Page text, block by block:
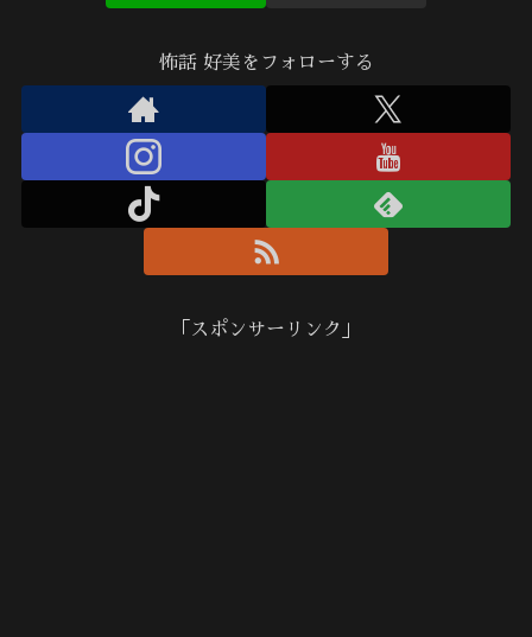
怖話 好美をフォローする
「スポンサーリンク」